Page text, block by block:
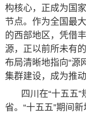
构核心，正成为国
节点。作为全国最
的西部地区，凭借
源，正以前所未有
布局清晰地指向“源
集群建设，成为推
四川在“十五五
省。“十五五”期间